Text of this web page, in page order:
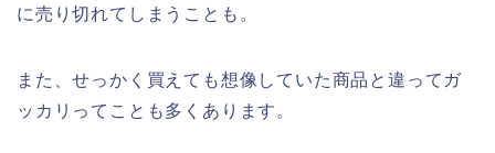
に売り切れてしまうことも。
また、せっかく買えても想像していた商品と違ってガ
ッカリってことも多くあります。